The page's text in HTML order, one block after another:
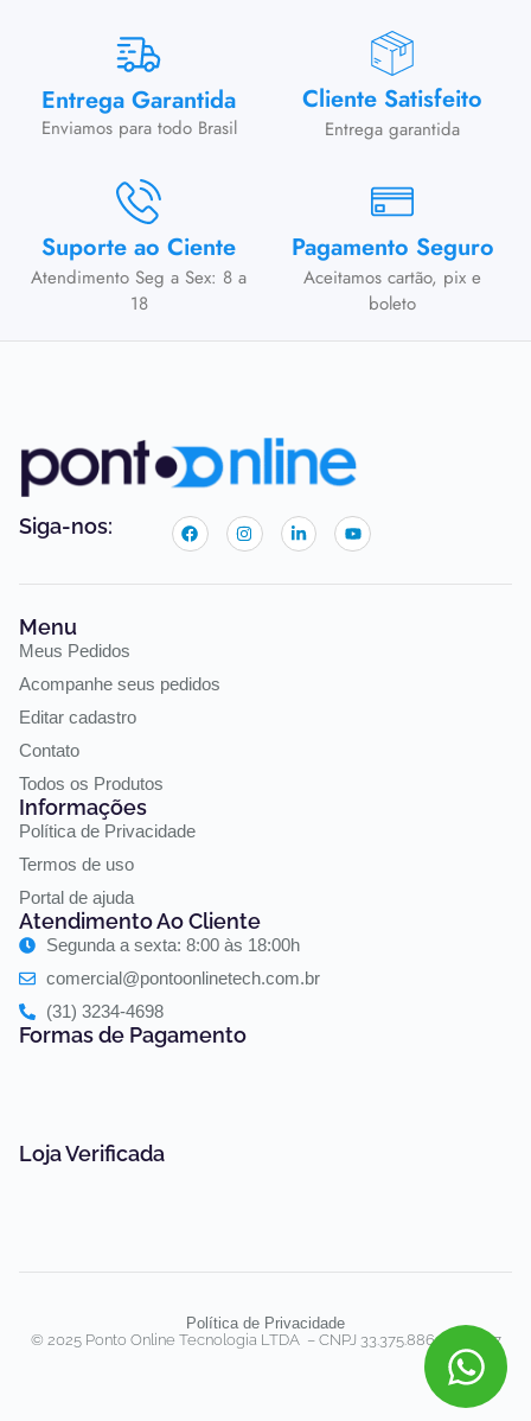
Entrega Garantida
Enviamos para todo Brasil
Cliente Satisfeito
Entrega garantida
Suporte ao Ciente
Atendimento Seg a Sex: 8 a
18
Pagamento Seguro
Aceitamos cartão, pix e
boleto
Siga-nos:
Menu
Meus Pedidos
Acompanhe seus pedidos
Editar cadastro
Contato
Todos os Produtos
Informações
Política de Privacidade
Termos de uso
Portal de ajuda
Atendimento Ao Cliente
Segunda a sexta: 8:00 às 18:00h
comercial@pontoonlinetech.com.br
(31) 3234-4698
Formas de Pagamento
Loja Verificada
© 2025 Ponto Online Tecnologia LTDA – CNPJ 33.375.886/0001-07
Política de Privacidade